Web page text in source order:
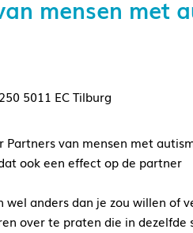
mensen met
5011 EC Tilburg
van mensen met
ook een effect op de partner
wel anders dan je zou willen of
over te praten die in dezelfde